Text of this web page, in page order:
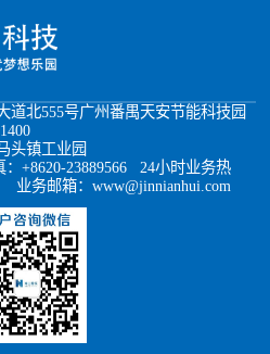
道北555号广州番禺天安节能科技园
头镇工业园
+8620-23889566 24小时业务热
业务邮箱：www@jinnianhui.com